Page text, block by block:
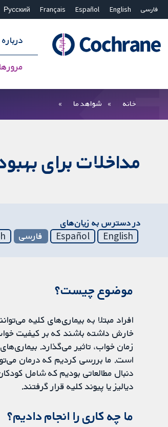
فارسی English
Español
Français
Русский
درباره
بستن جستجو ✖
خانه شواهد ما
مداخلات برای
در دسترس به زیان‌های
English
Español فارسی
موضوع چیست؟
افراد مبتلا به بیماری‌های کلیه
خارش داشته باشند که بر کیفیت
زمان خواب، تاثیر می‌گذارد.
است. ما بررسی کردیم که درمان
دنبال مطالعاتی بودیم که شامل
دیالیز یا پیوند کلیه قرار گرفتند.
‌ما‌‎ چه کاری را انجام دادیم؟